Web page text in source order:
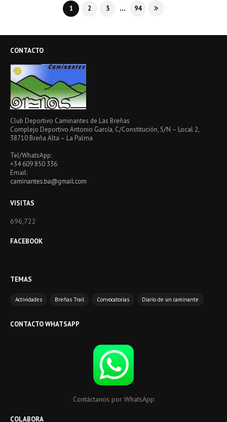
1 2 3 ... 94
CONTACTO
Club Deportivo Caminantes de Las Breñas
Complejo Deportivo Antonio García, C/Constitución, S/N – Local 2,
38710 Breña Alta – La Palma
Tel/WhatsApp:
+34 609 850 336
Email:
VISITAS
696,722
FACEBOOK
TEMAS
Actividades Breñas Trail Convocatorias Diario de un caminante
CONTACTO WHATSAPP
Contáctanos por WhatsApp
COLABORA